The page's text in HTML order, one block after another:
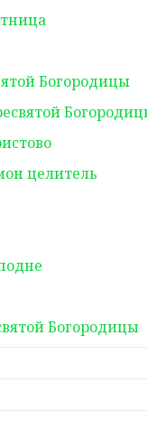
Богородицы
целитель
Богородицы